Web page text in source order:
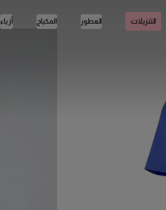
التنزيلات العطور المكياج أزياء